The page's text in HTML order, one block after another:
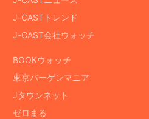
J-CASTトレンド
J-CAST会社ウォッチ
BOOKウォッチ
東京バーゲンマニア
Jタウンネット
ゼロまる